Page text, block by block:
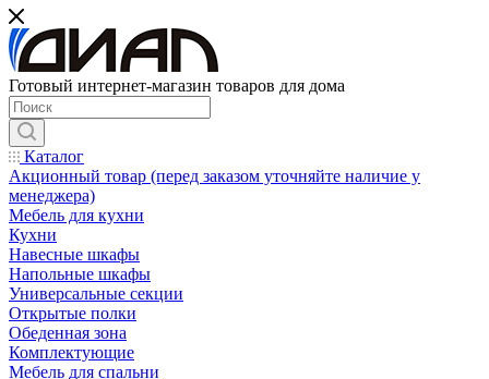
Готовый интернет-магазин товаров для дома
Каталог
Акционный товар (перед заказом уточняйте наличие у
менеджера)
Мебель для кухни
Кухни
Навесные шкафы
Напольные шкафы
Универсальные секции
Открытые полки
Обеденная зона
Комплектующие
Мебель для спальни